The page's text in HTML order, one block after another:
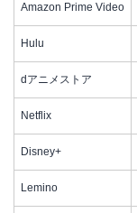
Amazon Prime Video
Hulu
dアニメストア
Netflix
Disney+
Lemino